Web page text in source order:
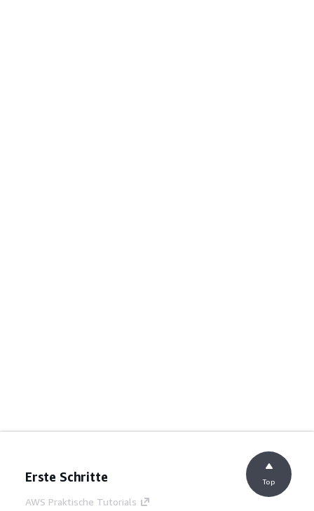
Erste Schritte
AWS Praktische Tutorials
Top